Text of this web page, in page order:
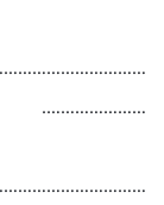
………………….